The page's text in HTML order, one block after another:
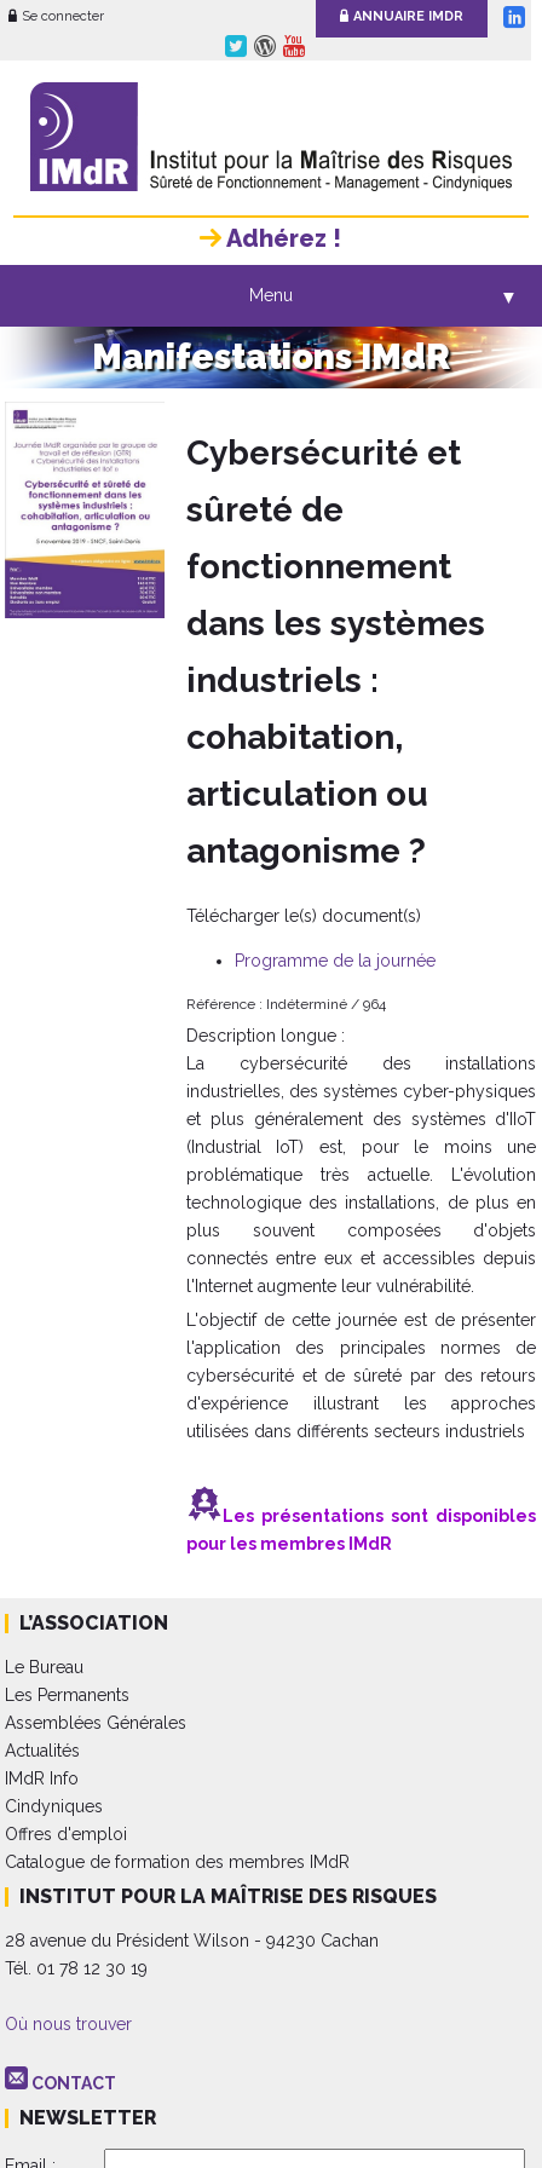
Se connecter ANNUAIRE IMDR
Adhérez !
Menu ▼
Manifestations IMdR
Cybersécurité et
sûreté de
fonctionnement
dans les systèmes
industriels :
cohabitation,
articulation ou
antagonisme ?
Télécharger le(s) document(s)
Programme de la journée
Référence : Indéterminé / 964
Description longue :
La cybersécurité des installations
industrielles, des systèmes cyber-physiques
et plus généralement des systèmes d'IIoT
(Industrial IoT) est, pour le moins une
problématique très actuelle. L'évolution
technologique des installations, de plus en
plus souvent composées d'objets
connectés entre eux et accessibles depuis
l'Internet augmente leur vulnérabilité.
L'objectif de cette journée est de présenter
l'application des principales normes de
cybersécurité et de sûreté par des retours
d'expérience illustrant les approches
utilisées dans différents secteurs industriels
Les présentations sont disponibles
pour les membres IMdR
L’ASSOCIATION
Le Bureau
Les Permanents
Assemblées Générales
Actualités
IMdR Info
Cindyniques
Offres d'emploi
Catalogue de formation des membres IMdR
INSTITUT POUR LA MAÎTRISE DES RISQUES
28 avenue du Président Wilson - 94230 Cachan
Tél. 01 78 12 30 19
Où nous trouver
CONTACT
NEWSLETTER